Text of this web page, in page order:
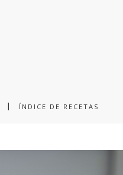
ÍNDICE DE RECETAS